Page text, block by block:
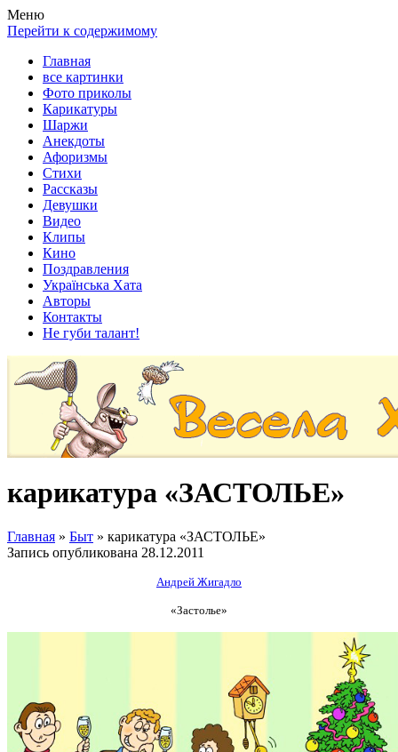
Весела хата — прикольные картинки, смешные истории,
клипы!
Покажем всем ваши фото приколы, карикатуры, шаржи, стихи,
рассказы, видео и песни!
Меню
Перейти к содержимому
Главная
все картинки
Фото приколы
Карикатуры
Шаржи
Анекдоты
Афоризмы
Стихи
Рассказы
Девушки
Видео
Клипы
Кино
Поздравления
Українська Хата
Авторы
Контакты
Не губи талант!
карикатура «ЗАСТОЛЬЕ»
Главная » Быт » карикатура «ЗАСТОЛЬЕ»
Запись опубликована 28.12.2011
Андрей Жигадло
«Застолье»